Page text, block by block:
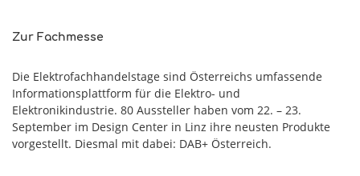
Zur Fachmesse
Die Elektrofachhandelstage sind Österreichs umfassende
Informationsplattform für die Elektro- und
Elektronikindustrie. 80 Aussteller haben vom 22. – 23.
September im Design Center in Linz ihre neusten Produkte
vorgestellt. Diesmal mit dabei: DAB+ Österreich.